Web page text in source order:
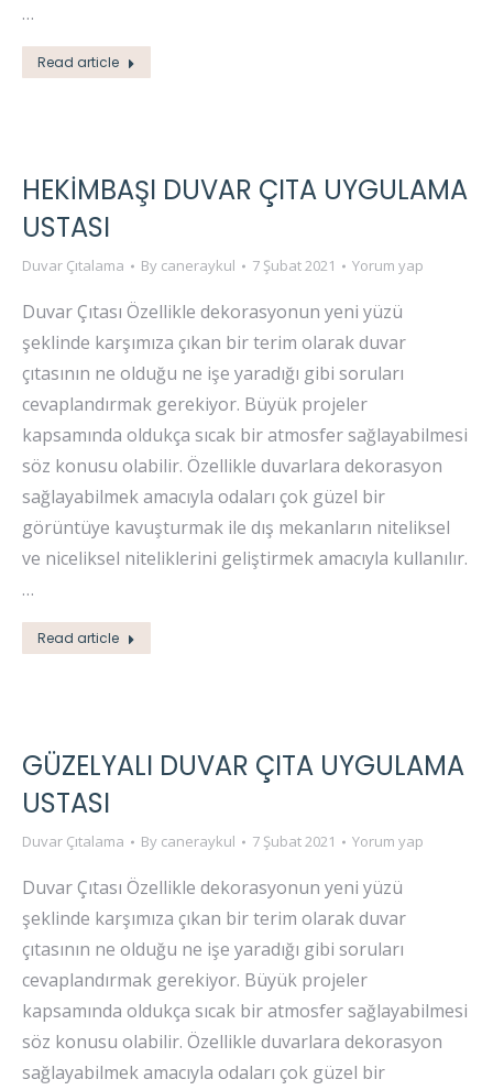
…
Read article
HEKIMBAŞI DUVAR ÇITA UYGULAMA
USTASI
Duvar Çıtalama By caneraykul 7 Şubat 2021 Yorum yap
Duvar Çıtası Özellikle dekorasyonun yeni yüzü
şeklinde karşımıza çıkan bir terim olarak duvar
çıtasının ne olduğu ne işe yaradığı gibi soruları
cevaplandırmak gerekiyor. Büyük projeler
kapsamında oldukça sıcak bir atmosfer sağlayabilmesi
söz konusu olabilir. Özellikle duvarlara dekorasyon
sağlayabilmek amacıyla odaları çok güzel bir
görüntüye kavuşturmak ile dış mekanların niteliksel
ve niceliksel niteliklerini geliştirmek amacıyla kullanılır.
…
Read article
GÜZELYALI DUVAR ÇITA UYGULAMA
USTASI
Duvar Çıtalama By caneraykul 7 Şubat 2021 Yorum yap
Duvar Çıtası Özellikle dekorasyonun yeni yüzü
şeklinde karşımıza çıkan bir terim olarak duvar
çıtasının ne olduğu ne işe yaradığı gibi soruları
cevaplandırmak gerekiyor. Büyük projeler
kapsamında oldukça sıcak bir atmosfer sağlayabilmesi
söz konusu olabilir. Özellikle duvarlara dekorasyon
sağlayabilmek amacıyla odaları çok güzel bir